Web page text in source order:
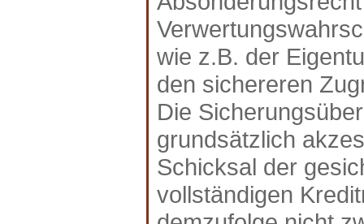
wie z.B. der
den sichereren
Die
grundsätzlich
Schicksal der
vollständigen